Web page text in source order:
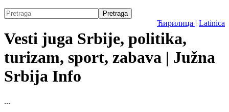
Ћирилица | Latinica
Vesti juga Srbije, politika,
turizam, sport, zabava | Južna
Srbija Info
...